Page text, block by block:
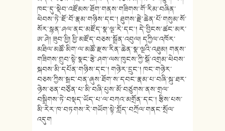
ཁང་དུ་སྡེབ་འཛོམས་ཐོག་གནས་གཟིགས་གོ་རིམ་བཞིན་
ཕེབས་ཏེ་ཇོ་བོ་རྣམ་གཉིས་དང༌། ཐུགས་རྗེ་ཆེན་པོ་གསུམ་སོ་
སོར་སྙན་ཤལ་ནང་མཛོད་སྣ་ལྔ་རེ་དང༌། དེ་བྱིངས་ཚང་མར་
ཨ་ཤེ། ཟུབ་ཕྱི། ཕྱི་མཛོད་བཅས་སྒྲོན་འབུལ། དཀྱིལ་འཁོར་
མཐིལ་མཚོ་མིག་ལ་མཚོ་རྫས་རིན་ཆེན་སྣ་ལྔའི་འཐུམ། གནས་
གཟིགས་གྲུབ་སྟེ་སྣང་རྩེ་ཤག་ལས་ཁུངས་ཀྱི་སྒོ་འགྲམ་ཕེབས་
སྐབས་མི་དཔོན་གཉིས་དང༌། གཉེར་དྲུང༌། ཁང་གཉེར་
བཅས་ཀྱིས་སྦྲང་བན་ཞུས་ཐོག་ས་དབང་རྣམ་པ་བཞི་སྐུ་ཐར་
ཉེས་ཅན་བཙོན་པ་མི་བཞི་པུས་མོ་བཙུགས་ནས་གྲལ་
བསྒྲིགས་ཏེ་བསྡད་ཡོད་པ་ལ་བཀའ་མགྲོན་དང༌། རྩིས་པས་
མི་རེར་ཁ་བཏགས་རེ་གཡོག་སྟེ་གློད་བཀྲོལ་གནང་སྲོལ་
འདུག